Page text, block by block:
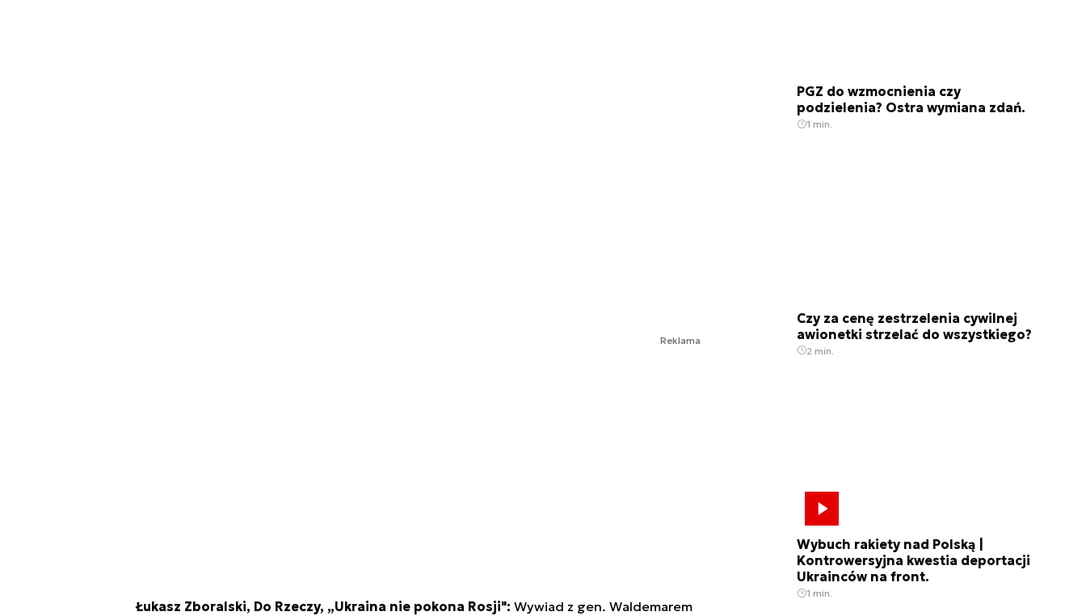
Reklama
Łukasz Zboralski, Do Rzeczy, „Ukraina nie pokona Rosji": Wywiad z gen. Waldemarem
PGZ do wzmocnienia czy
podzielenia? Ostra wymiana zdań.
1 min.
Czy za cenę zestrzelenia cywilnej
awionetki strzelać do wszystkiego?
2 min.
Wybuch rakiety nad Polską |
Kontrowersyjna kwestia deportacji
Ukrainców na front.
1 min.